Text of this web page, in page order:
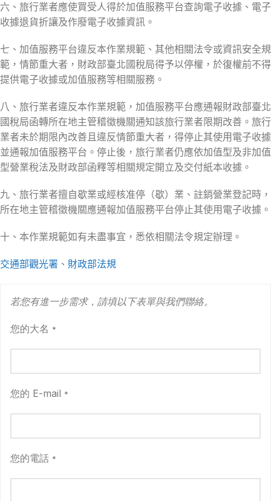
六、旅行業者應使買受人得於加值服務平台查詢電子收據、電子
收據退貨折讓及作廢電子收據資訊。
七、加值服務平台違反本作業規範、其他相關法令或資訊安全規
範，情節重大者，財政部臺北國稅局得予以停權，於復權前不得
提供電子收據或加值服務等相關服務。
八、旅行業者違反本作業規範，加值服務平台應通報財政部臺北
國稅局函轉所在地主管稽徵機關通知該旅行業者限期改善。旅行
業者未於期限內改善且違反情節重大者，得停止其使用電子收據
並通報加值服務平台。停止後，旅行業者仍應依加值型及非加值
型營業稅法及財政部函釋等相關規定開立及交付紙本收據。
九、旅行業者擅自歇業或經核准停（歇）業、註銷營業登記時，
所在地主管稽徵機關應通報加值服務平台停止其使用電子收據。
十、本作業規範如有未盡事宜，悉依相關法令規定辦理。
交通部觀光署 、 財政部法規
若您有進一步需求，請填以下表單與我們聯絡。
您的大名 *
您的 E-mail *
您的電話 *